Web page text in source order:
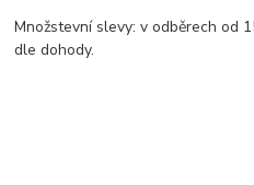
Množstevní slevy: v odběrech od
dle dohody.